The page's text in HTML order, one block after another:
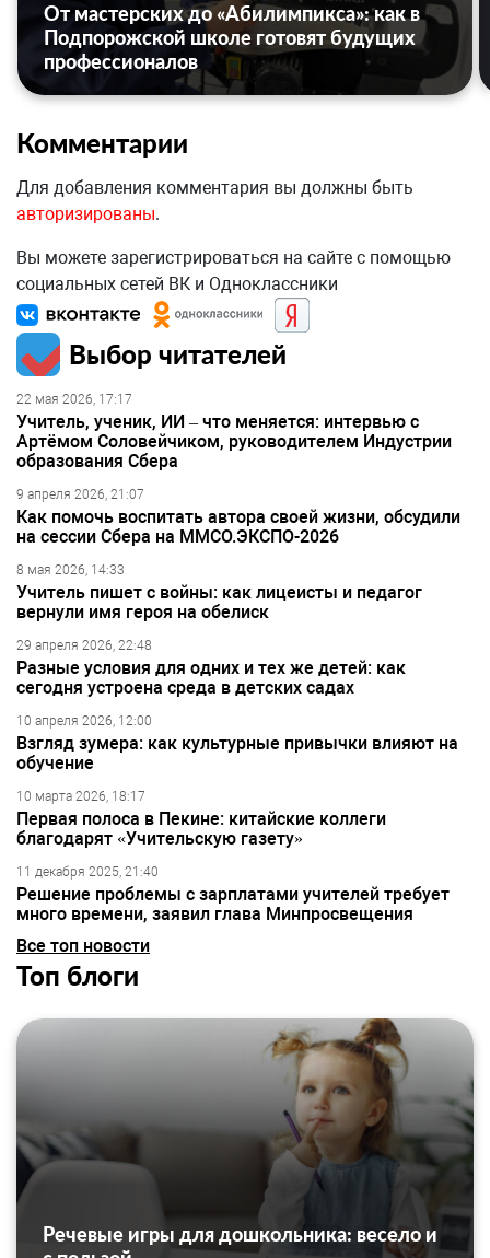
От мастерских до «Абилимпикса»: как в
Подпорожской школе готовят будущих
профессионалов
Комментарии
Для добавления комментария вы должны быть
авторизированы.
Вы можете зарегистрироваться на сайте с помощью
социальных сетей ВК и Одноклассники
Выбор читателей
22 мая 2026, 17:17
Учитель, ученик, ИИ – что меняется: интервью с
Артёмом Соловейчиком, руководителем Индустрии
образования Сбера
9 апреля 2026, 21:07
Как помочь воспитать автора своей жизни, обсудили
на сессии Сбера на ММСО.ЭКСПО-2026
8 мая 2026, 14:33
Учитель пишет с войны: как лицеисты и педагог
вернули имя героя на обелиск
29 апреля 2026, 22:48
Разные условия для одних и тех же детей: как
сегодня устроена среда в детских садах
10 апреля 2026, 12:00
Взгляд зумера: как культурные привычки влияют на
обучение
10 марта 2026, 18:17
Первая полоса в Пекине: китайские коллеги
благодарят «Учительскую газету»
11 декабря 2025, 21:40
Решение проблемы с зарплатами учителей требует
много времени, заявил глава Минпросвещения
Все топ новости
Топ блоги
Речевые игры для дошкольника: весело и